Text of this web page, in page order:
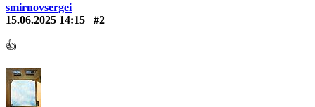
smirnovsergei
15.06.2025 14:15
#2
👍